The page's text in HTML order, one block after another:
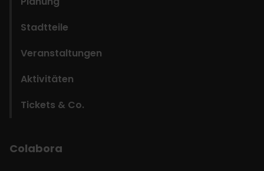
Stadtteile
Veranstaltungen
Aktivitäten
Tickets & Co.
Colabora